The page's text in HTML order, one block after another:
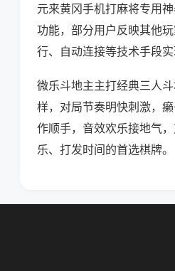
元来黄冈手机打麻将专用
功能，部分用户反映其他
行、自动连接等技术手段实
微乐斗地主主打经典三人
样，对局节奏明快刺激，
作顺手，音效欢乐接地气
乐、打发时间的首选棋牌。